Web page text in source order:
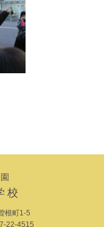
校
根町1-5
22-4515